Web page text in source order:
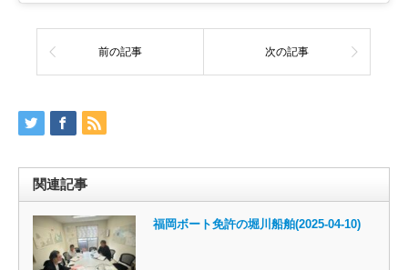
前の記事 次の記事
関連記事
福岡ボート免許の堀川船舶(2025-04-10)